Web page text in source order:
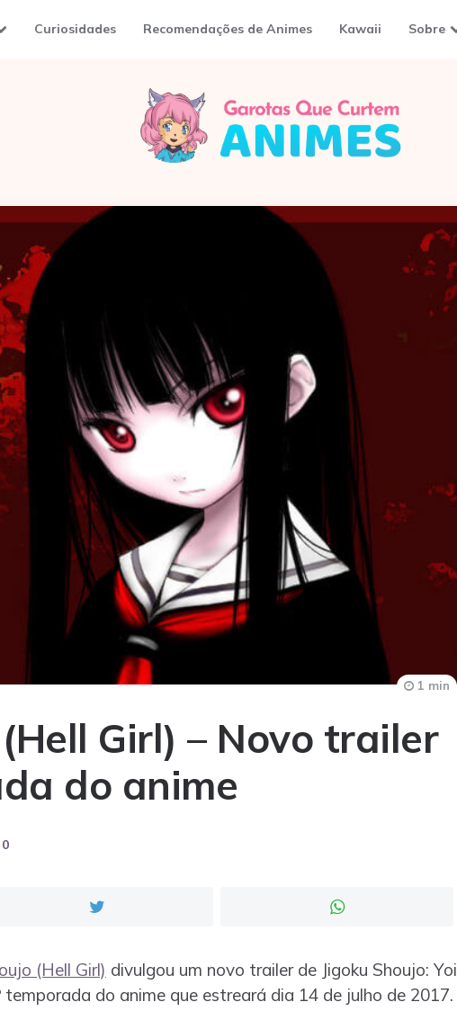
Curiosidades Recomendações de Animes Kawaii Sobre
Girl) – Novo trailer
do anime
0
1 min
(Hell Girl) divulgou um novo trailer de Jigoku Shoujo: Yoi
temporada do anime que estreará dia 14 de julho de 2017.